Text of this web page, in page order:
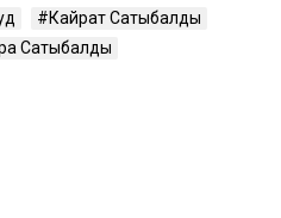
Кайрат Сатыбалды
Сатыбалды